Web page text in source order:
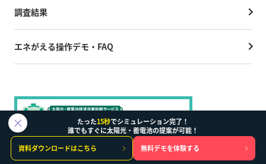
調査結果
エネがえる操作デモ・FAQ
たった15秒でシミュレーション完了！
誰でもすぐに太陽光・蓄電池の提案が可能！
資料ダウンロードはこちら
無料デモを体験する